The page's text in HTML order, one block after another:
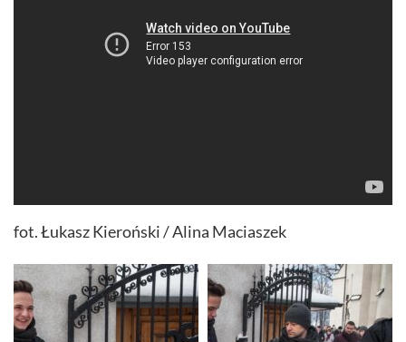
fot. Łukasz Kieroński / Alina Maciaszek